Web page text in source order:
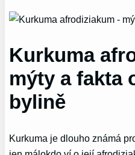
Kurkuma
mýty a fakta
bylině
Kurkuma je dlouho známá